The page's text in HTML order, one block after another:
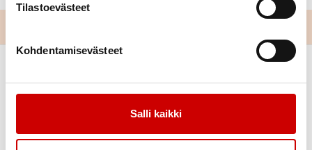
Tilastoevästeet
Kohdentamisevästeet
Salli kaikki